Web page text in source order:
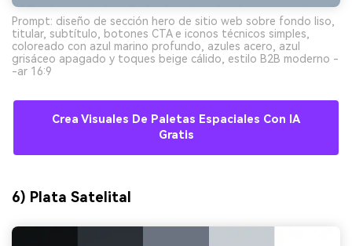
Prompt: diseño de sección hero de sitio web sobre fondo liso,
titular, subtítulo, botones CTA e iconos técnicos simples,
coloreado con azul marino profundo, azules acero, azul
grisáceo apagado y toques beige cálido, estilo B2B moderno -
-ar 16:9
Crea Visuales De Paletas Espaciales Con IA
Gratis
6) Plata Satelital